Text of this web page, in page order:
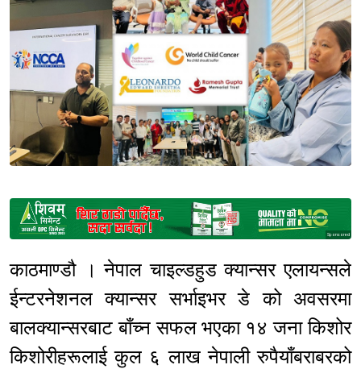
Sponsored
काठमाण्डौ । नेपाल चाइल्डहुड क्यान्सर एलायन्सले
ईन्टरनेशनल क्यान्सर सर्भाइभर डे को अवसरमा
बालक्यान्सरबाट बाँच्न सफल भएका १४ जना किशोर
किशोरीहरूलाई कुल ६ लाख नेपाली रुपैयाँबराबरको